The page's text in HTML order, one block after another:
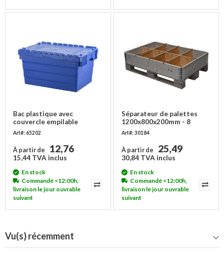
Bac plastique avec
couvercle empilable
600x400x320mm
Art#: 65202
À partir de 12,76
15,44 TVA inclus
En stock
Commandé <12:00h,
livraison le jour ouvrable
suivant
Séparateur de palettes
1200x800x200mm - 8
compartiments
Art#: 30184
À partir de 25,49
30,84 TVA inclus
En stock
Commandé <12:00h,
livraison le jour ouvrable
suivant
Vu(s) récemment